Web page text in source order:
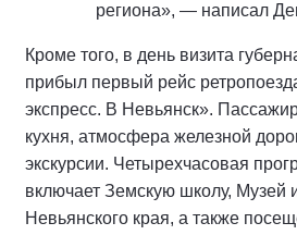
региона», — написал
Кроме того, в день визита
прибыл первый рейс
экспресс. В Невьянск».
кухня, атмосфера железной
экскурсии. Четырехчасовая
включает Земскую школу, Музей
Невьянского края, а также